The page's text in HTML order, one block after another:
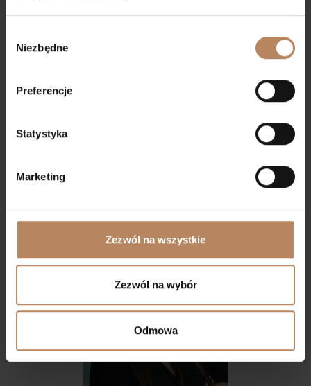
zgody
Niezbędne
Preferencje
Statystyka
Marketing
Zezwól na wszystkie
Zezwól na wybór
Odmowa